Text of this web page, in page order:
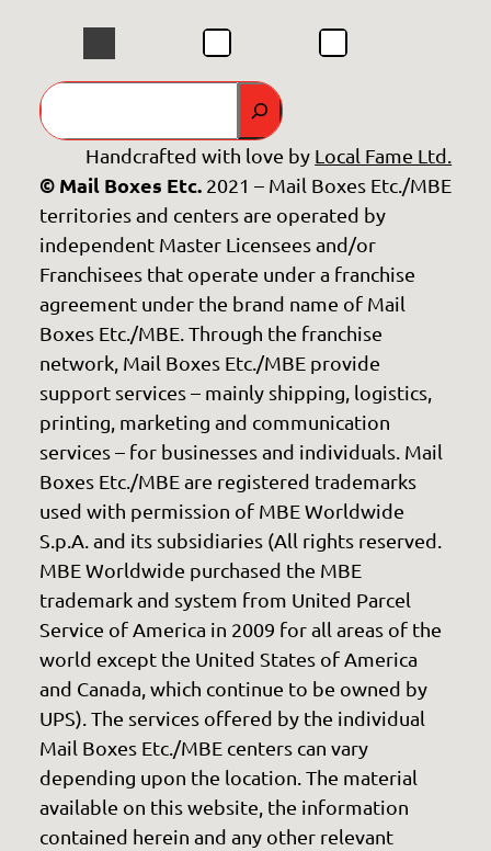
GO
Handcrafted with love by Local Fame Ltd.
© Mail Boxes Etc.2021 – Mail Boxes Etc./MBE
territories and centers are operated by
independent Master Licensees and/or
Franchisees that operate under a franchise
agreement under the brand name of Mail
Boxes Etc./MBE. Through the franchise
network, Mail Boxes Etc./MBE provide
support services – mainly shipping, logistics,
printing, marketing and communication
services – for businesses and individuals. Mail
Boxes Etc./MBE are registered trademarks
used with permission of MBE Worldwide
S.p.A. and its subsidiaries (All rights reserved.
MBE Worldwide purchased the MBE
trademark and system from United Parcel
Service of America in 2009 for all areas of the
world except the United States of America
and Canada, which continue to be owned by
UPS). The services offered by the individual
Mail Boxes Etc./MBE centers can vary
depending upon the location. The material
available on this website, the information
contained herein and any other relevant